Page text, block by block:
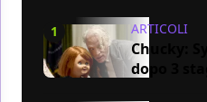
1 ARTICOLI
Chucky:
dopo 3